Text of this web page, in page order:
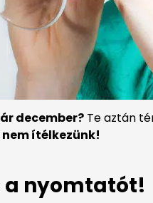
december? Te aztán
nem ítélkezünk!
a nyomtatót!